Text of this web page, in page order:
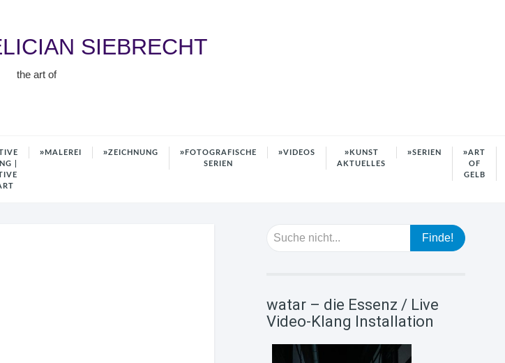
SIEBRECHT
the art of
|
MALEREI ZEICHNUNG
FOTOGRAFISCHE
SERIEN
VIDEOS
KUNST
AKTUELLES
SERIEN
ART
OF
GELB
watar – die Essenz / Live
Video-Klang Installation